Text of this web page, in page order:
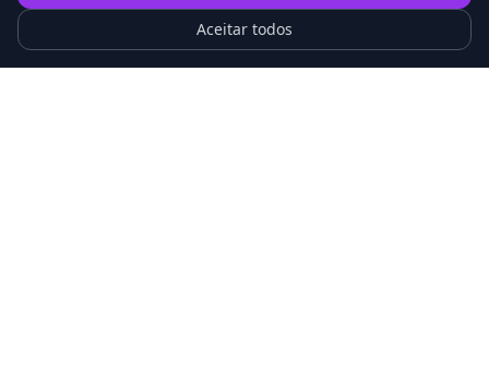
Aceitar todos